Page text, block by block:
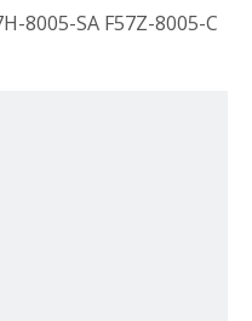
8005-SA F57Z-8005-C